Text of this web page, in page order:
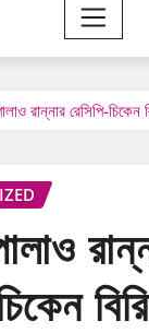
রান্নার রেসিপি-চিকেন